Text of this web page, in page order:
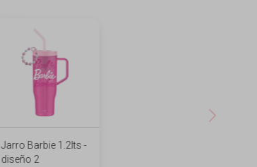
Jarro Barbie 1.2lts -
diseño 2